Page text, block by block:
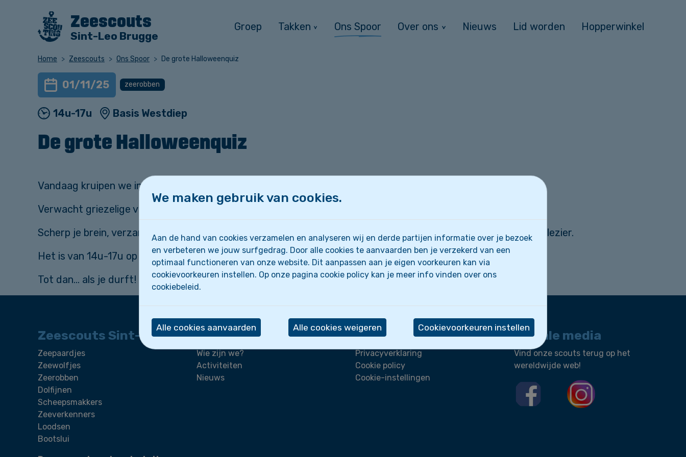
Zeescouts
Sint-Leo Brugge
Groep Takken Ons Spoor Over ons Nieuws Lid worden Hopperwinkel
Home Zeescouts Ons Spoor De grote Halloweenquiz
01/11/25 zeerobben
14u-17u Basis Westdiep
De grote Halloweenquiz
Vandaag kruipen we in het duister voor een angstaanjagend leuke Halloweenquiz!
Verwacht griezelige vragen, duistere raadsels en veel gelach — misschien zelfs een schrikmoment of twee.
Scherp je brein, verzamel je dapperste vrienden en vriendinnen en wees klaar voor een avond vol spanning en plezier.
Het is van 14u-17u op de basis en je mag verkleed komen in je beste halloweencostume.
Tot dan… als je durft!
Zeescouts Sint-Leo
Zeepaardjes
Zeewolfjes
Zeerobben
Dolfijnen
Scheepsmakkers
Zeeverkenners
Loodsen
Bootslui
Wie zijn we?
Activiteiten
Nieuws
Wettelijk
Privacyverklaring
Cookie policy
Cookie-instellingen
Sociale media
Vind onze scouts terug op het
wereldwijde web!
We maken gebruik van cookies.
Aan de hand van cookies verzamelen en analyseren wij en derde partijen informatie over je bezoek
en verbeteren we jouw surfgedrag. Door alle cookies te aanvaarden ben je verzekerd van een
optimaal functioneren van onze website. Dit aanpassen aan je eigen voorkeuren kan via
cookievoorkeuren instellen. Op onze pagina cookie policy kan je meer info vinden over ons
cookiebeleid.
Alle cookies aanvaarden Alle cookies weigeren Cookievoorkeuren instellen